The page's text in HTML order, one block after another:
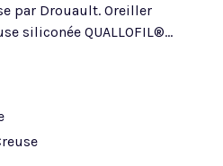
par Drouault. Oreiller
siliconée QUALLOFIL®...